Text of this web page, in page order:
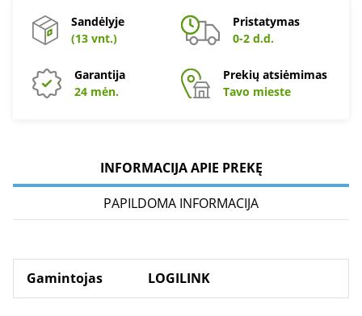
Sandėlyje
(13 vnt.)
Pristatymas
0-2 d.d.
Garantija
24 mėn.
Prekių atsiėmimas
Tavo mieste
INFORMACIJA APIE PREKĘ
PAPILDOMA INFORMACIJA
Gamintojas LOGILINK